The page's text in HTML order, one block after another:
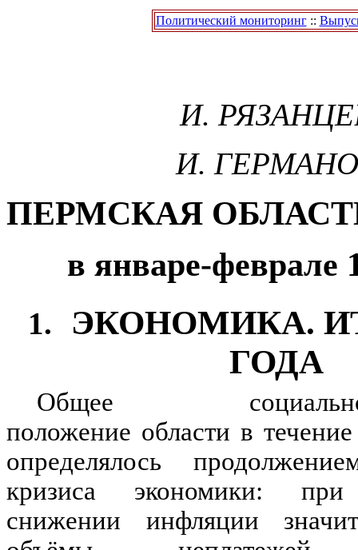
Политический мониторинг::
И.
И.
ПЕРМСКАЯ
в январе-феврале
1.
ЭКОНОМИКА.
ГОДА
Общее социально-
положение области в
определялось
кризиса экономики: при
снижении инфляции